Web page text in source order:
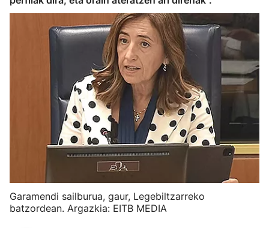
Garamendi sailburua, gaur, Legebiltzarreko
batzordean. Argazkia: EITB MEDIA